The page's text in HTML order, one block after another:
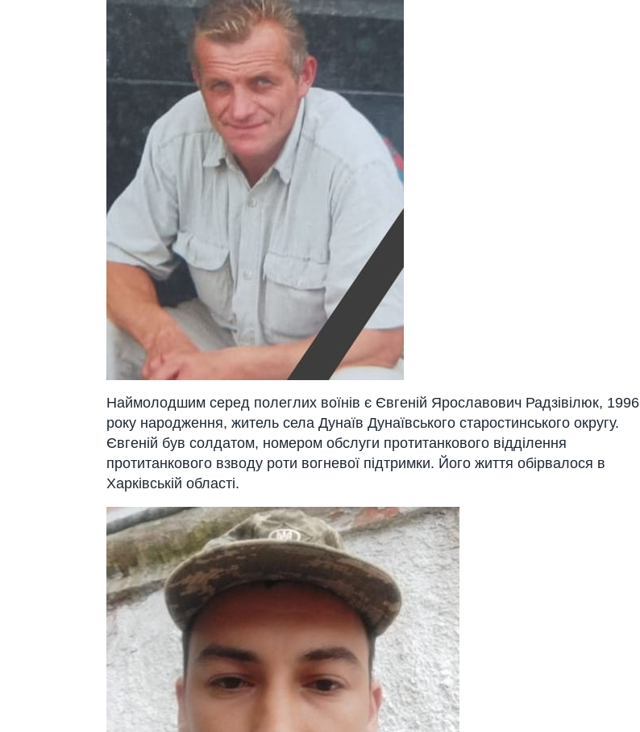
Наймолодшим серед полеглих воїнів є Євгеній Ярославович Радзівілюк, 1996
року народження, житель села Дунаїв Дунаївського старостинського округу.
Євгеній був солдатом, номером обслуги протитанкового відділення
протитанкового взводу роти вогневої підтримки. Його життя обірвалося в
Харківській області.